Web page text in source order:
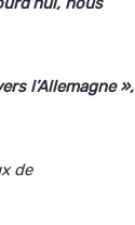
l’Allemagne »,
de